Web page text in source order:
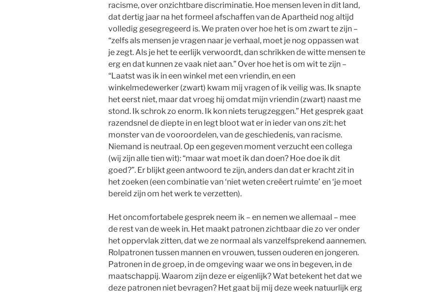
racisme, over onzichtbare discriminatie. Hoe mensen leven in dit land,
dat dertig jaar na het formeel afschaffen van de Apartheid nog altijd
volledig gesegregeerd is. We praten over hoe het is om zwart te zijn –
“zelfs als mensen je vragen naar je verhaal, moet je nog oppassen wat
je zegt. Als je het te eerlijk verwoordt, dan schrikken de witte mensen te
erg en dat kunnen ze vaak niet aan.” Over hoe het is om wit te zijn –
“Laatst was ik in een winkel met een vriendin, en een
winkelmedewerker (zwart) kwam mij vragen of ik veilig was. Ik snapte
het eerst niet, maar dat vroeg hij omdat mijn vriendin (zwart) naast me
stond. Ik schrok zo enorm. Ik kon niets terugzeggen.” Het gesprek gaat
razendsnel de diepte in en legt bloot wat er in ieder van ons zit: het
monster van de vooroordelen, van de geschiedenis, van racisme.
Niemand is neutraal. Op een gegeven moment verzucht een collega
(wij zijn alle tien wit): “maar wat moet ik dan doen? Hoe doe ik dit
goed?”. Er blijkt geen antwoord te zijn, anders dan dat er kracht zit in
het zoeken (een combinatie van ‘niet weten creëert ruimte’ en ‘je moet
bereid zijn om het werk te verzetten).
Het oncomfortabele gesprek neem ik – en nemen we allemaal – mee
de rest van de week in. Het maakt patronen zichtbaar die zo ver onder
het oppervlak zitten, dat we ze normaal als vanzelfsprekend aannemen.
Rolpatronen tussen mannen en vrouwen, tussen ouderen en jongeren.
Patronen in de groep, in de omgeving waar we ons in begeven, in de
maatschappij. Waarom zijn deze er eigenlijk? Wat betekent het dat we
deze patronen niet bevragen? Het gaat bij mij deze week natuurlijk erg